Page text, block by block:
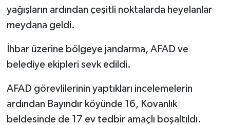
yağışların ardından çeşitli noktalarda heyelanlar
meydana geldi.
İhbar üzerine bölgeye jandarma, AFAD ve
belediye ekipleri sevk edildi.
AFAD görevlilerinin yaptıkları incelemelerin
ardından Bayındır köyünde 16, Kovanlık
beldesinde de 17 ev tedbir amaçlı boşaltıldı.